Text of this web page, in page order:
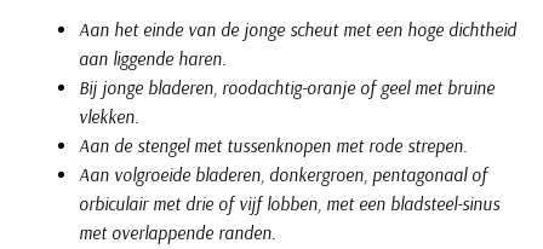
Aan het einde van de jonge scheut met een hoge dichtheid
aan liggende haren.
Bij jonge bladeren, roodachtig-oranje of geel met bruine
vlekken.
Aan de stengel met tussenknopen met rode strepen.
Aan volgroeide bladeren, donkergroen, pentagonaal of
orbiculair met drie of vijf lobben, met een bladsteel-sinus
met overlappende randen.